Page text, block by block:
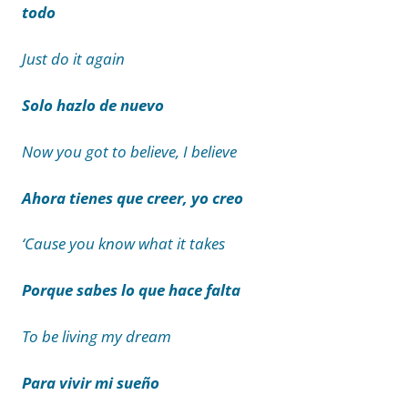
todo
Just do it again
Solo hazlo de nuevo
Now you got to believe, I believe
Ahora tienes que creer, yo creo
‘Cause you know what it takes
Porque sabes lo que hace falta
To be living my dream
Para vivir mi sueño